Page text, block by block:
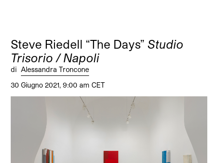
Steve Riedell “The Days” Studio
Trisorio / Napoli
di Alessandra Troncone
30 Giugno 2021, 9:00 am CET